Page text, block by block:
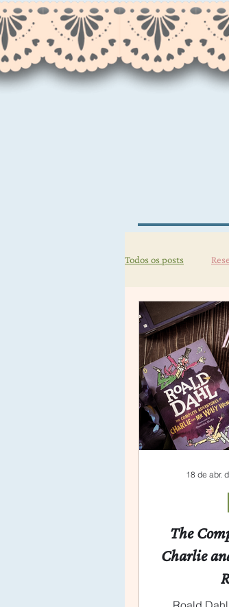
Todos os posts
Produtividade
The
Charlie
18 de abr.